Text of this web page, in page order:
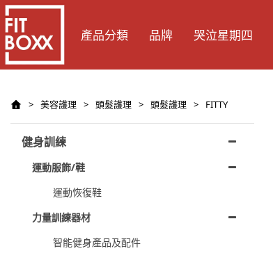
產品分類 品牌 哭泣星期四
> 美容護理 > 頭髮護理 > 頭髮護理 > FITTY
健身訓練
運動服飾/鞋
運動恢復鞋
力量訓練器材
智能健身產品及配件